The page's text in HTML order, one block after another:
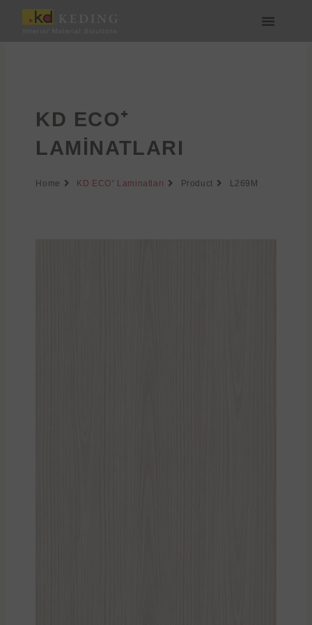
İçeriğe
KD ECO⁺
LAMINATLARI
Home KD ECO⁺ Laminatları Product L269M